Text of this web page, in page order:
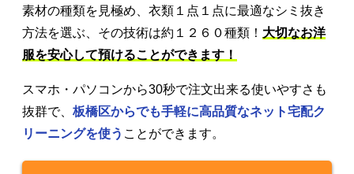
素材の種類を見極め、衣類１点１点に最適なシミ抜き
方法を選ぶ、その技術は約１２６０種類！ 大切なお洋
服を安心して預けることができます！
スマホ・パソコンから30秒で注文出来る使いやすさも
抜群で、 板橋区からでも手軽に高品質なネット宅配ク
リーニングを使う ことができます。